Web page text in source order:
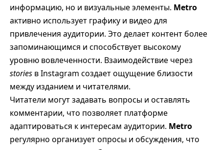
информацию, но и визуальные элементы. Metro
активно использует графику и видео для
привлечения аудитории. Это делает контент более
запоминающимся и способствует высокому
уровню вовлеченности. Взаимодействие через
stories в Instagram создает ощущение близости
между изданием и читателями.
Читатели могут задавать вопросы и оставлять
комментарии, что позволяет платформе
адаптироваться к интересам аудитории. Metro
регулярно организует опросы и обсуждения, что